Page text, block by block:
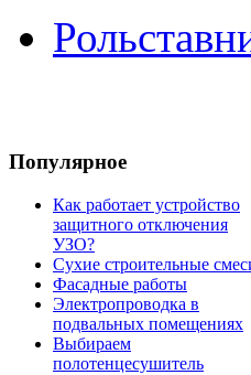
Популярное
Как работает устройство
защитного отключения
УЗО?
Сухие строительные
Фасадные работы
Электропроводка в
подвальных помещениях
Выбираем
полотенцесушитель